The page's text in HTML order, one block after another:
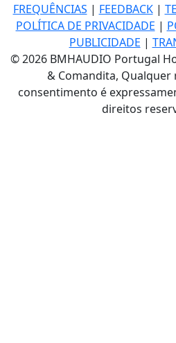
FREQUÊNCIAS | FEEDBACK|
POLÍTICA DE PRIVACIDADE |
PUBLICIDADE |
© 2026 BMHAUDIO Portugal
& Comandita, Qualquer
consentimento é
direitos